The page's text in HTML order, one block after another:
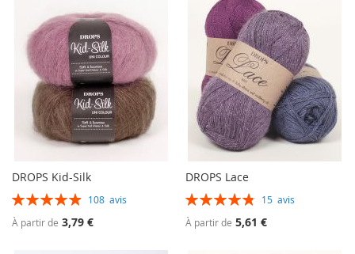
DROPS Kid-Silk
Évaluation:
108 avis
À partir de 3,79 €
DROPS Lace
Évaluation:
15 avis
À partir de 5,61 €